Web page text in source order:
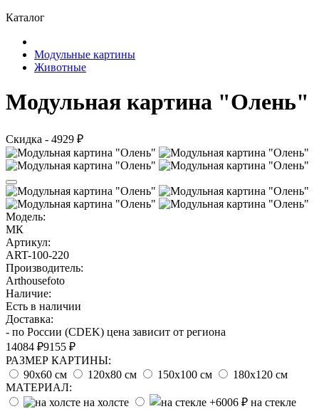
Каталог
Модульные картины
Животные
Модульная картина "Олень"
Скидка - 4929 ₽
Модель:
МК
Артикул:
ART-100-220
Производитель:
Arthousefoto
Наличие:
Есть в наличии
Доставка:
- по России (CDEK) цена зависит от региона
14084 ₽9155 ₽
РАЗМЕР КАРТИНЫ:
90х60 см
120х80 см 150х100 см
180х120 см
МАТЕРИАЛ:
на холсте
на стекле